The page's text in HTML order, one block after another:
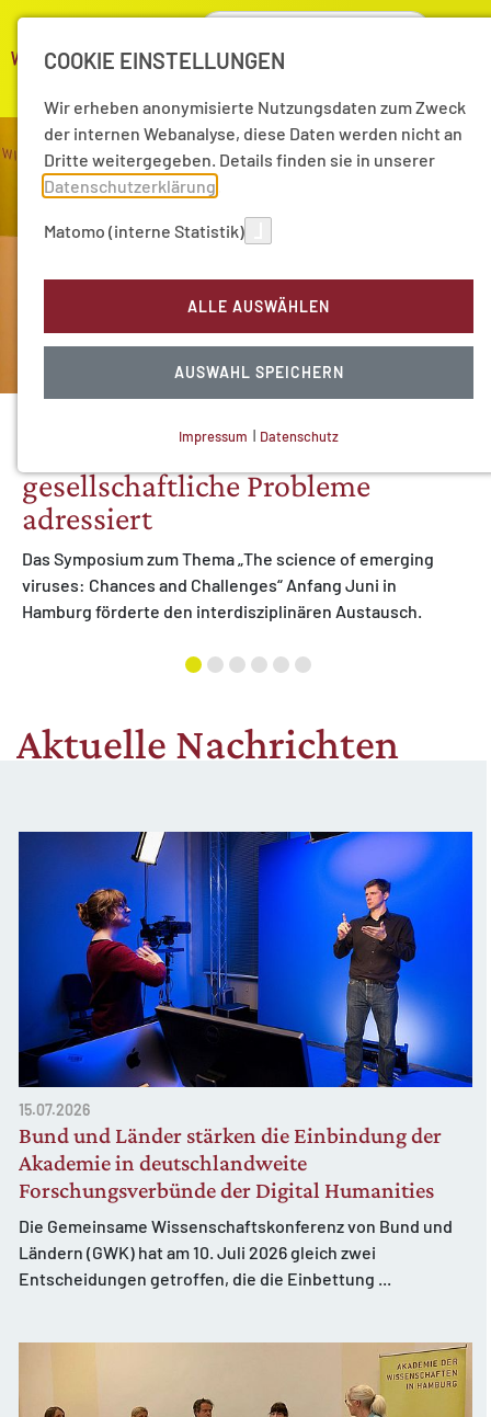
Drängende wissenschaftliche und
gesellschaftliche Probleme
adressiert
Das Symposium zum Thema „The science of emerging
viruses: Chances and Challenges“ Anfang Juni in
Hamburg förderte den interdisziplinären Austausch.
Aktuelle Nachrichten
15.07.2026
Bund und Länder stärken die Einbindung der
Akademie in deutschlandweite
Forschungsverbünde der Digital Humanities
Die Gemeinsame Wissenschaftskonferenz von Bund und
Ländern (GWK) hat am 10. Juli 2026 gleich zwei
Entscheidungen getroffen, die die Einbettung ...
COOKIE EINSTELLUNGEN
Wir erheben anonymisierte Nutzungsdaten zum Zweck
der internen Webanalyse, diese Daten werden nicht an
Dritte weitergegeben. Details finden sie in unserer
Datenschutzerklärung
Matomo (interne Statistik)
ALLE AUSWÄHLEN
AUSWAHL SPEICHERN
Technisch notwendig.
Statistik Cookies erfassen Informationen anonym.
Impressum | Datenschutz